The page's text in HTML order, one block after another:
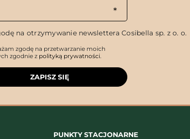
na otrzymywanie newslettera Cosibella sp. z o. o.
zgodę na przetwarzanie moich
zgodnie z polityką prywatności.
ZAPISZ SIĘ
PUNKTY STACJONARNE